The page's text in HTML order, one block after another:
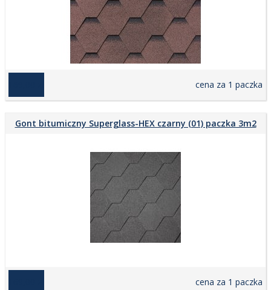
cena za 1 paczka
Gont bitumiczny Superglass-HEX czarny (01) paczka 3m2
cena za 1 paczka